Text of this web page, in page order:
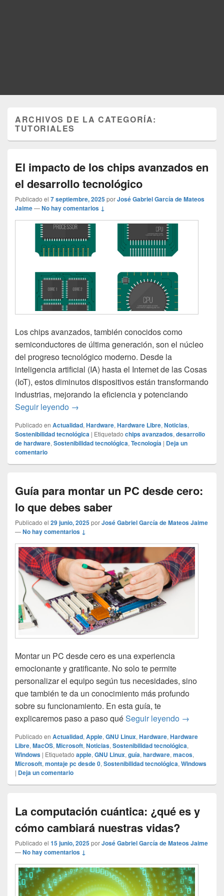
ARCHIVOS DE LA CATEGORÍA:
TUTORIALES
El impacto de los chips avanzados en
el desarrollo tecnológico
Publicado el 7 septiembre, 2025porJosé Gabriel García de Mateos
Jaime—No hay comentarios ↓
Los chips avanzados, también conocidos como
semiconductores de última generación, son el núcleo
del progreso tecnológico moderno. Desde la
inteligencia artificial (IA) hasta el Internet de las Cosas
(IoT), estos diminutos dispositivos están transformando
industrias, mejorando la eficiencia y potenciando
Seguir leyendo El impacto de los chips avanzados en el
→
Publicado en Actualidad, Hardware, Hardware Libre, Noticias,
Sostenibilidad tecnológica | Etiquetado chips avanzados, desarrollo
de hardware, Sostenibilidad tecnológica, Tecnología | Deja un
comentario
Guía para montar un PC desde cero:
lo que debes saber
Publicado el 29 junio, 2025porJosé Gabriel García de Mateos Jaime
—No hay comentarios ↓
Montar un PC desde cero es una experiencia
emocionante y gratificante. No solo te permite
personalizar el equipo según tus necesidades, sino
que también te da un conocimiento más profundo
sobre su funcionamiento. En esta guía, te
explicaremos paso a paso quéSeguir leyendo Guía para
→
Publicado en Actualidad, Apple, GNU Linux, Hardware, Hardware
Libre, MacOS, Microsoft, Noticias, Sostenibilidad tecnológica,
Windows | Etiquetado apple, GNU Linux, guía, hardware, macos,
Microsoft, montaje pc desde 0, Sostenibilidad tecnológica, Windows
| Deja un comentario
La computación cuántica: ¿qué es y
cómo cambiará nuestras vidas?
Publicado el 15 junio, 2025porJosé Gabriel García de Mateos Jaime
—No hay comentarios ↓